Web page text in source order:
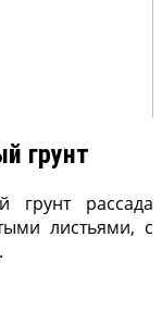
грунт
грунт рассада
листьями, с